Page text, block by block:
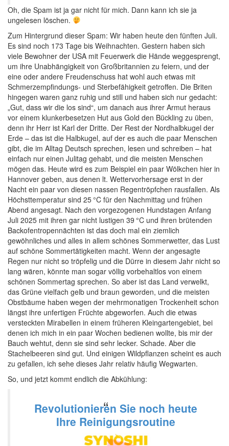
Oh, die Spam ist ja gar nicht für mich. Dann kann ich sie ja
ungelesen löschen.
Zum Hintergrund dieser Spam: Wir haben heute den fünften Juli.
Es sind noch 173 Tage bis Weihnachten. Gestern haben sich
viele Bewohner der USA mit Feuerwerk die Hände weggesprengt,
um ihre Unabhängigkeit von Großbritannien zu feiern, und der
eine oder andere Freudenschuss hat wohl auch etwas mit
Schmerzempfindungs- und Sterbefähigkeit getroffen. Die Briten
hingegen waren ganz ruhig und still und haben sich nur gedacht:
„Gut, dass wir die los sind“, um danach aus ihrer Armut heraus
vor einem klunkerbesetzen Hut aus Gold den Bückling zu üben,
denn ihr Herr ist Karl der Dritte. Der Rest der Nordhalbkugel der
Erde – das ist die Halbkugel, auf der es auch die paar Menschen
gibt, die im Alltag Deutsch sprechen, lesen und schreiben – hat
einfach nur einen Julitag gehabt, und die meisten Menschen
mögen das. Heute wird es zum Beispiel ein paar Wölkchen hier in
Hannover geben, aus denen lt. Wettervorhersage erst in der
Nacht ein paar von diesen nassen Regentröpfchen rausfallen. Als
Höchsttemperatur sind 25 °C für den Nachmittag und frühen
Abend angesagt. Nach den vorgezogenen Hundstagen Anfang
Juli 2025 mit ihren gar nicht lustigen 39 °C und ihren brütenden
Backofentropennächten ist das doch mal ein ziemlich
gewöhnliches und alles in allem schönes Sommerwetter, das Lust
auf schöne Sommertätigkeiten macht. Wenn der angesagte
Regen nur nicht so tröpfelig und die Dürre in diesem Jahr nicht so
lang wären, könnte man sogar völlig vorbehaltlos von einem
schönen Sommertag sprechen. So aber ist das Land verwelkt,
das Grüne vielfach gelb und braun geworden, und die meisten
Obstbäume haben wegen der mehrmonatigen Trockenheit schon
längst ihre unfertigen Früchte abgeworfen. Auch die etwas
versteckten Mirabellen in einem früheren Kleingartengebiet, bei
denen ich mich in ein paar Wochen bedienen wollte, bis mir der
Bauch wehtut, denn sie sind sehr lecker. Schade. Aber die
Stachelbeeren sind gut. Und einigen Wildpflanzen scheint es auch
zu gefallen, ich sehe dieses Jahr relativ häufig Wegwarten.
So, und jetzt kommt endlich die Abkühlung:
Revolutionieren Sie noch heute
Ihre Reinigungsroutine